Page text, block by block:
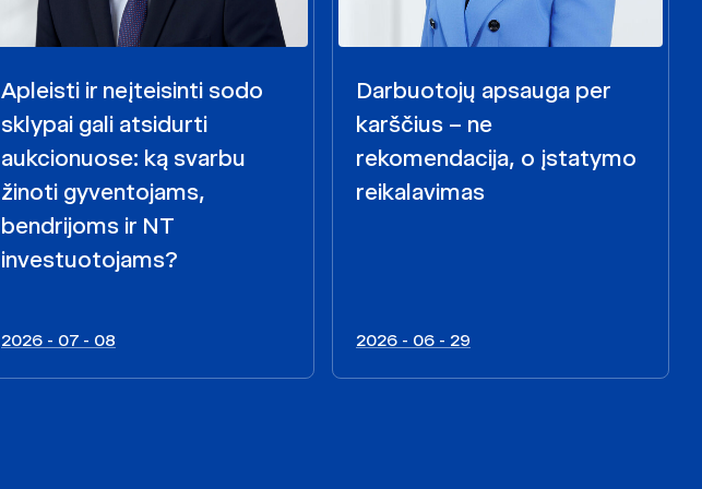
Apleisti ir neįteisinti sodo
sklypai gali atsidurti
aukcionuose: ką svarbu
žinoti gyventojams,
bendrijoms ir NT
investuotojams?
2026 - 07 - 08
Darbuotojų apsauga per
karščius – ne
rekomendacija, o įstatymo
reikalavimas
2026 - 06 - 29